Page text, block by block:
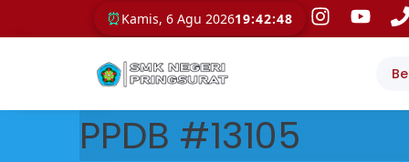
⏰ Kamis, 6 Agu 202619:42:48
PPDB #13105